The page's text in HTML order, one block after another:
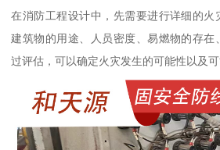
在消防工程设计中，先需要进行详细的火
建筑物的用途、人员密度、易燃物的存在
过评估，可以确定火灾发生的可能性以及可